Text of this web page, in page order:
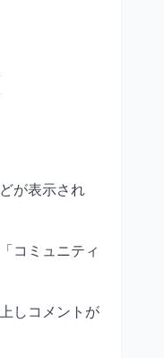
が表示され
コミュニティ
しコメントが